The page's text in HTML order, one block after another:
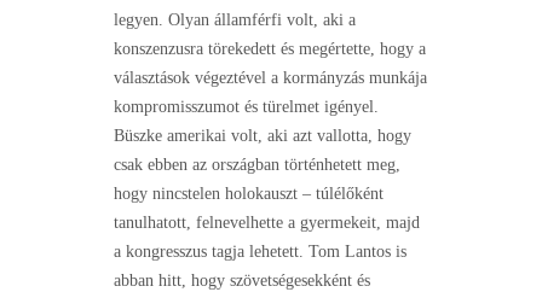
legyen. Olyan államférfi volt, aki a
konszenzusra törekedett és megértette, hogy a
választások végeztével a kormányzás munkája
kompromisszumot és türelmet igényel.
Büszke amerikai volt, aki azt vallotta, hogy
csak ebben az országban történhetett meg,
hogy nincstelen holokauszt – túlélőként
tanulhatott, felnevelhette a gyermekeit, majd
a kongresszus tagja lehetett. Tom Lantos is
abban hitt, hogy szövetségesekként és